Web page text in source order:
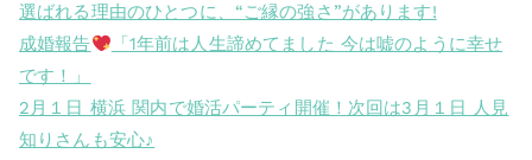
選ばれる理由のひとつに、“ご縁の強さ”があります!
成婚報告
「1年前は人生諦めてました 今は嘘のように幸せ
です！」
2月１日 横浜 関内で婚活パーティ開催！次回は3月１日 人見
知りさんも安心♪